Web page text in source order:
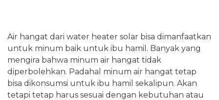
Air hangat dari water heater solar bisa dimanfaatkan
untuk minum baik untuk ibu hamil. Banyak yang
mengira bahwa minum air hangat tidak
diperbolehkan. Padahal minum air hangat tetap
bisa dikonsumsi untuk ibu hamil sekalipun. Akan
tetapi tetap harus sesuai dengan kebutuhan atau